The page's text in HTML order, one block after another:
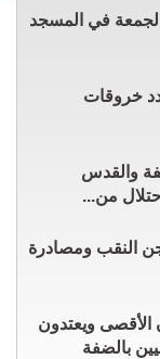
الجمعة في المسجد
خروقات
والقدس
من...
النقب ومصادرة
ويعتدون
بالضفة